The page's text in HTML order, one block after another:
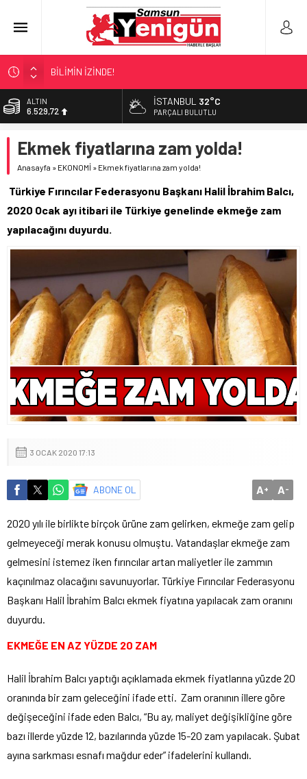
BİLİMİN İZİNDE!
TIR’A ‘ZEHİR’ BASKINI!
FECİ SON!
SAMSUN YANACAK!
ALTIN
6.529,72
13.703,13
DOLAR
55,1152
İSTANBUL 32°C
PARÇALI BULUTLU
Ekmek fiyatlarına zam yolda!
Anasayfa » EKONOMİ » Ekmek fiyatlarına zam yolda!
Türkiye Fırıncılar Federasyonu Başkanı Halil İbrahim Balcı,
2020 Ocak ayı itibari ile Türkiye genelinde ekmeğe zam
yapılacağını duyurdu.
3 OCAK 2020 17:13
ABONE OL A+ A-
2020 yılı ile birlikte birçok ürüne zam gelirken, ekmeğe zam gelip
gelmeyeceği merak konusu olmuştu. Vatandaşlar ekmeğe zam
gelmesini istemez iken fırıncılar artan maliyetler ile zammın
kaçınılmaz olacağını savunuyorlar. Türkiye Fırıncılar Federasyonu
Başkanı Halil İbrahim Balcı ekmek fiyatına yapılacak zam oranını
duyurdu.
EKMEĞE EN AZ YÜZDE 20 ZAM
Halil İbrahim Balcı yaptığı açıklamada ekmek fiyatlarına yüzde 20
oranında bir zam geleceğini ifade etti. Zam oranının illere göre
değişeceğini ifade eden Balcı, “Bu ay, maliyet değişikliğine göre
bazı illerde yüzde 12, bazılarında yüzde 15-20 zam yapılacak. Şubat
ayına sarkması esnafı mağdur eder” ifadelerini kullandı.